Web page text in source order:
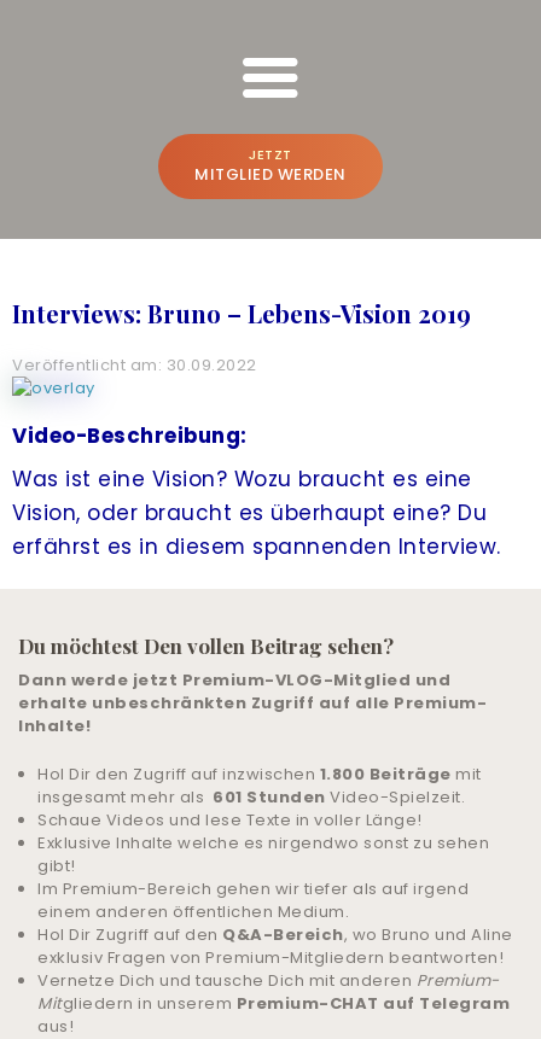
JETZT
MITGLIED WERDEN
FREESPIRIT ONLINE SCHULUNGEN
Bruno Würtenberger & Aline N. Brandstetter
BEWUSSTSEINS-VLOG
PREMIUM-PLATTFORM
ACREATE THE FUTURE
ONLINE-POWER-TRAINING
FREESPIRIT®
ALLE ANGEBOTE
& UNTERSTÜTZUNG
ANMELDEN
HILFE UND SUPPORT
Interviews: Bruno – Lebens-Vision 2019
Veröffentlicht am: 30.09.2022
Video-Beschreibung:
Was ist eine Vision? Wozu braucht es eine
Vision, oder braucht es überhaupt eine? Du
erfährst es in diesem spannenden Interview.
Du möchtest Den vollen Beitrag sehen?
Dann werde jetzt Premium-VLOG-Mitglied und
erhalte unbeschränkten Zugriff auf alle Premium-
Inhalte!
Hol Dir den Zugriff auf inzwischen 1.800 Beiträge mit
insgesamt mehr als 601 Stunden Video-Spielzeit.
Schaue Videos und lese Texte in voller Länge!
Exklusive Inhalte welche es nirgendwo sonst zu sehen
gibt!
Im Premium-Bereich gehen wir tiefer als auf irgend
einem anderen öffentlichen Medium.
Hol Dir Zugriff auf den Q&A-Bereich, wo Bruno und Aline
exklusiv Fragen von Premium-Mitgliedern beantworten!
Vernetze Dich und tausche Dich mit anderen Premium-
Mitgliedern in unserem Premium-CHAT auf Telegram
aus!